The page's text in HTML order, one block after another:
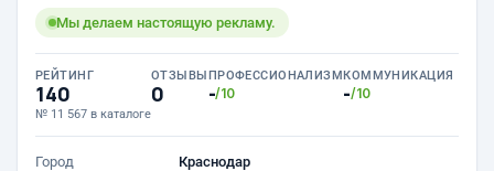
Мы делаем настоящую рекламу.
РЕЙТИНГ
140
№ 11 567 в каталоге
ОТЗЫВЫ
0
ПРОФЕССИОНАЛИЗМ
-/10
КОММУНИКАЦИЯ
-/10
Город
Краснодар